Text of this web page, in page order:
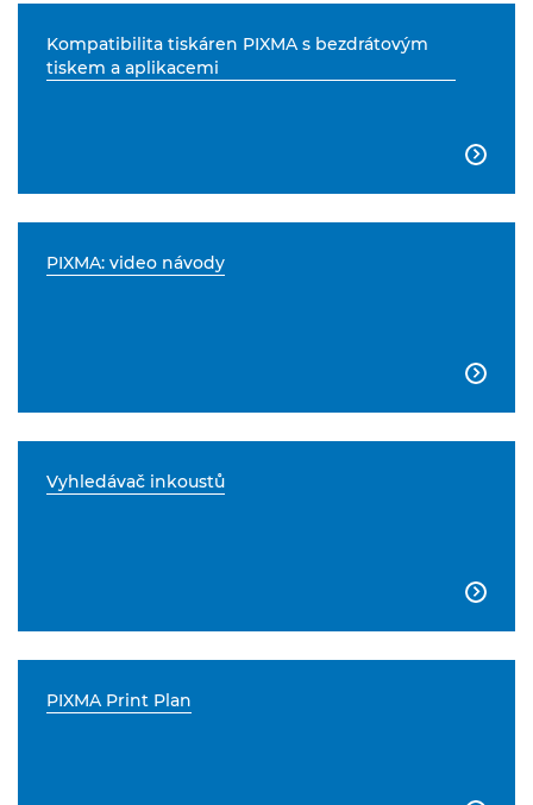
Kompatibilita tiskáren PIXMA s bezdrátovým
tiskem a aplikacemi

PIXMA: video návody

Vyhledávač inkoustů

PIXMA Print Plan